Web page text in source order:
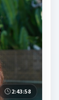
2:43:58